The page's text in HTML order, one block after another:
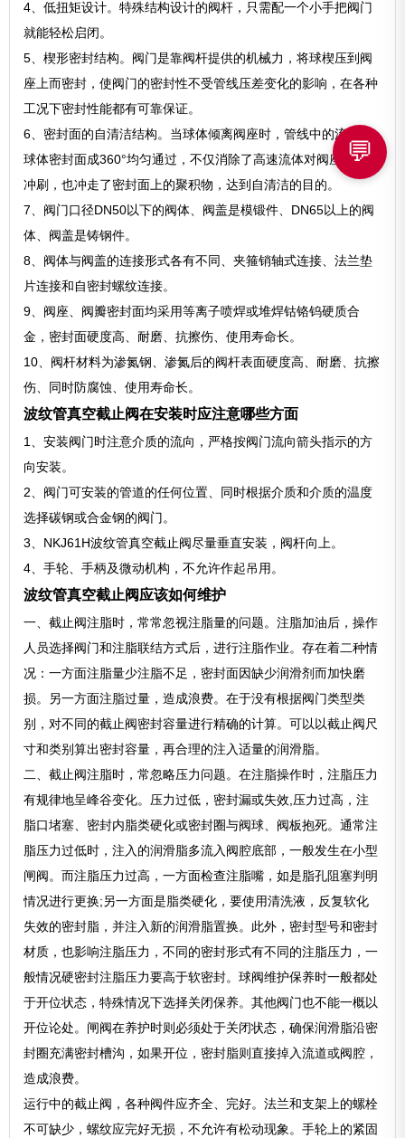
4、低扭矩设计。特殊结构设计的阀杆，只需配一个小手把阀门
就能轻松启闭。
5、楔形密封结构。阀门是靠阀杆提供的机械力，将球楔压到阀
座上而密封，使阀门的密封性不受管线压差变化的影响，在各种
工况下密封性能都有可靠保证。
6、密封面的自清洁结构。当球体倾离阀座时，管线中的流体沿
球体密封面成360°均匀通过，不仅消除了高速流体对阀座局部的
冲刷，也冲走了密封面上的聚积物，达到自清洁的目的。
7、阀门口径DN50以下的阀体、阀盖是模锻件、DN65以上的阀
体、阀盖是铸钢件。
8、阀体与阀盖的连接形式各有不同、夹箍销轴式连接、法兰垫
片连接和自密封螺纹连接。
9、阀座、阀瓣密封面均采用等离子喷焊或堆焊钴铬钨硬质合
金，密封面硬度高、耐磨、抗擦伤、使用寿命长。
10、阀杆材料为渗氮钢、渗氮后的阀杆表面硬度高、耐磨、抗擦
伤、同时防腐蚀、使用寿命长。
波纹管真空截止阀在安装时应注意哪些方面
1、安装阀门时注意介质的流向，严格按阀门流向箭头指示的方
向安装。
2、阀门可安装的管道的任何位置、同时根据介质和介质的温度
选择碳钢或合金钢的阀门。
3、NKJ61H波纹管真空截止阀尽量垂直安装，阀杆向上。
4、手轮、手柄及微动机构，不允许作起吊用。
波纹管真空截止阀应该如何维护
一、截止阀注脂时，常常忽视注脂量的问题。注脂加油后，操作
人员选择阀门和注脂联结方式后，进行注脂作业。存在着二种情
况：一方面注脂量少注脂不足，密封面因缺少润滑剂而加快磨
损。另一方面注脂过量，造成浪费。在于没有根据阀门类型类
别，对不同的截止阀密封容量进行精确的计算。可以以截止阀尺
寸和类别算出密封容量，再合理的注入适量的润滑脂。
二、截止阀注脂时，常忽略压力问题。在注脂操作时，注脂压力
有规律地呈峰谷变化。压力过低，密封漏或失效,压力过高，注
脂口堵塞、密封内脂类硬化或密封圈与阀球、阀板抱死。通常注
脂压力过低时，注入的润滑脂多流入阀腔底部，一般发生在小型
闸阀。而注脂压力过高，一方面检查注脂嘴，如是脂孔阻塞判明
情况进行更换;另一方面是脂类硬化，要使用清洗液，反复软化
失效的密封脂，并注入新的润滑脂置换。此外，密封型号和密封
材质，也影响注脂压力，不同的密封形式有不同的注脂压力，一
般情况硬密封注脂压力要高于软密封。球阀维护保养时一般都处
于开位状态，特殊情况下选择关闭保养。其他阀门也不能一概以
开位论处。闸阀在养护时则必须处于关闭状态，确保润滑脂沿密
封圈充满密封槽沟，如果开位，密封脂则直接掉入流道或阀腔，
造成浪费。
运行中的截止阀，各种阀件应齐全、完好。法兰和支架上的螺栓
不可缺少，螺纹应完好无损，不允许有松动现象。手轮上的紧固
💬